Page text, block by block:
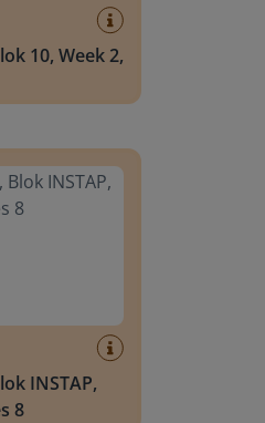
10, Week 2,
INSTAP,
8